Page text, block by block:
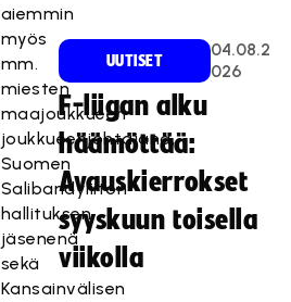
aiemmin
myös
mm.
miesten
maajoukkueen
joukkueenjohtajana,
Suomen
Salibandyliiton
hallituksen
jäsenenä
sekä
Kansainvälisen
UUTISET
04.08.2
026
F-liigan alku
häämöttää:
Avauskierrokset
syyskuun toisella
viikolla